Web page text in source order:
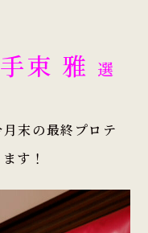
手束 雅 選
末の最終プロテ
す！